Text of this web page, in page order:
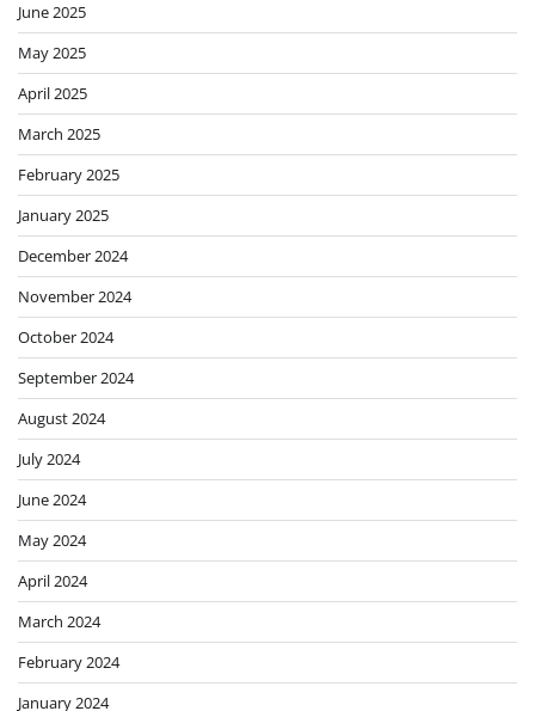
June 2025
May 2025
April 2025
March 2025
February 2025
January 2025
December 2024
November 2024
October 2024
September 2024
August 2024
July 2024
June 2024
May 2024
April 2024
March 2024
February 2024
January 2024